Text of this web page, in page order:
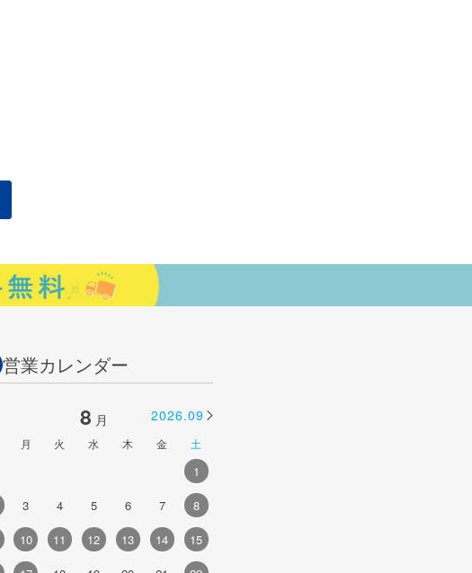
営業カレンダー
8 月 2026.09
月 火 水 木 金 土
1
3 4 5 6 7
8
10 11 12 13 14
15